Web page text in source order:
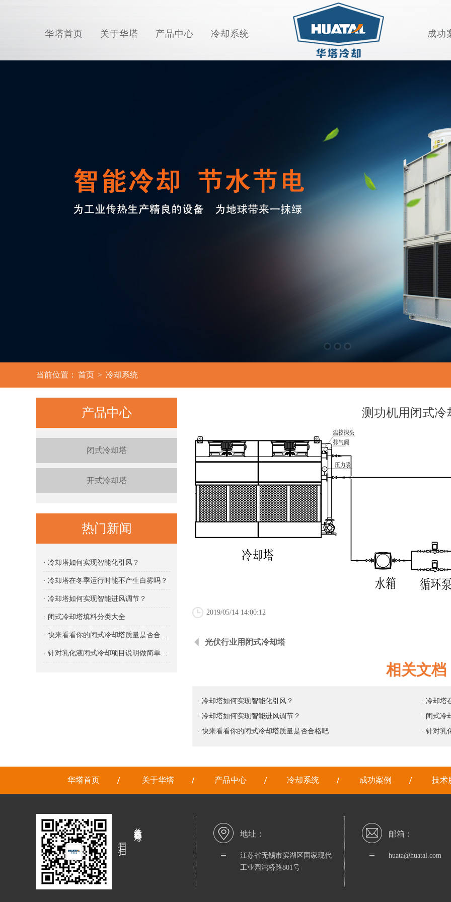
华塔首页 关于华塔 产品中心 冷却系统 成功
当前位置： 首页 > 冷却系统
产品中心
闭式冷却塔
开式冷却塔
热门新闻
· 冷却塔如何实现智能化引风？
· 冷却塔在冬季运行时能不产生白雾吗？
· 冷却塔如何实现智能进风调节？
· 闭式冷却塔填料分类大全
· 快来看看你的闭式冷却塔质量是否合格吧
· 针对乳化液闭式冷却项目说明做简单说明
测功机用闭式冷
2019/05/14 14:00:12
光伏行业用闭式冷却塔
相关文档
· 冷却塔如何实现智能化引风？
· 冷却塔
· 冷却塔如何实现智能进风调节？
· 闭式冷
· 快来看看你的闭式冷却塔质量是否合格吧
· 针对乳
华塔首页 关于华塔 产品中心 冷却系统 成功案例 技术
地址：
江苏省无锡市滨湖区国家现代
工业园鸿桥路801号
邮箱：
huata@huatal.com